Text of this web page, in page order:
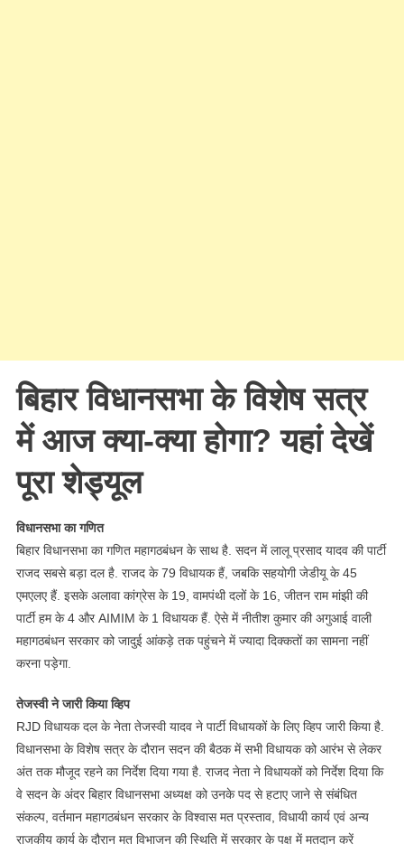
बिहार विधानसभा के विशेष सत्र
में आज क्‍या-क्‍या होगा? यहां देखें
पूरा शेड्यूल
विधानसभा का गणित
बिहार विधानसभा का गणित महागठबंधन के साथ है. सदन में लालू प्रसाद यादव की पार्टी
राजद सबसे बड़ा दल है. राजद के 79 विधायक हैं, जबकि सहयोगी जेडीयू के 45
एमएलए हैं. इसके अलावा कांग्रेस के 19, वामपंथी दलों के 16, जीतन राम मांझी की
पार्टी हम के 4 और AIMIM के 1 विधायक हैं. ऐसे में नीतीश कुमार की अगुआई वाली
महागठबंधन सरकार को जादुई आंकड़े तक पहुंचने में ज्‍यादा दिक्‍कतों का सामना नहीं
करना पड़ेगा.
तेजस्‍वी ने जारी किया व्हिप
RJD विधायक दल के नेता तेजस्वी यादव ने पार्टी विधायकों के लिए व्हिप जारी किया है.
विधानसभा के विशेष सत्र के दौरान सदन की बैठक में सभी विधायक को आरंभ से लेकर
अंत तक मौजूद रहने का निर्देश दिया गया है. राजद नेता ने विधायकों को निर्देश दिया कि
वे सदन के अंदर बिहार विधानसभा अध्यक्ष को उनके पद से हटाए जाने से संबंधित
संकल्प, वर्तमान महागठबंधन सरकार के विश्वास मत प्रस्ताव, विधायी कार्य एवं अन्य
राजकीय कार्य के दौरान मत विभाजन की स्थिति में सरकार के पक्ष में मतदान करें